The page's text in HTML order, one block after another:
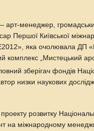
арт-менеджер,
Першої Київської
яка очолювала ДП
комплекс „Мистецький
зберігач фондів
низки наукових
проекту розвитку
на міжнародному